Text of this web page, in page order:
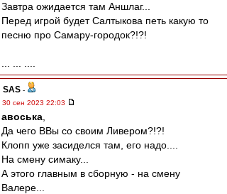
Завтра ожидается там Аншлаг...
Перед игрой будет Салтыкова петь какую то
песню про Самару-городок?!?!
SAS -
30 сен 2023 22:03
авоська
Да чего ВВы со своим Ливером?!?!
Клопп уже засиделся там, его надо....
На смену симаку...
А этого главным в сборную - на смену
Валере...